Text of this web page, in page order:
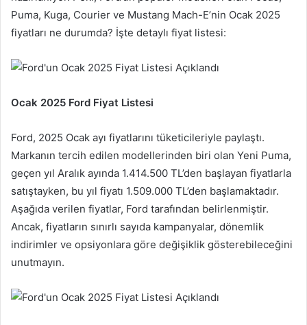
Puma, Kuga, Courier ve Mustang Mach-E’nin Ocak 2025
fiyatları ne durumda? İşte detaylı fiyat listesi:
Ocak 2025 Ford Fiyat Listesi
Ford, 2025 Ocak ayı fiyatlarını tüketicileriyle paylaştı.
Markanın tercih edilen modellerinden biri olan Yeni Puma,
geçen yıl Aralık ayında 1.414.500 TL’den başlayan fiyatlarla
satıştayken, bu yıl fiyatı 1.509.000 TL’den başlamaktadır.
Aşağıda verilen fiyatlar, Ford tarafından belirlenmiştir.
Ancak, fiyatların sınırlı sayıda kampanyalar, dönemlik
indirimler ve opsiyonlara göre değişiklik gösterebileceğini
unutmayın.